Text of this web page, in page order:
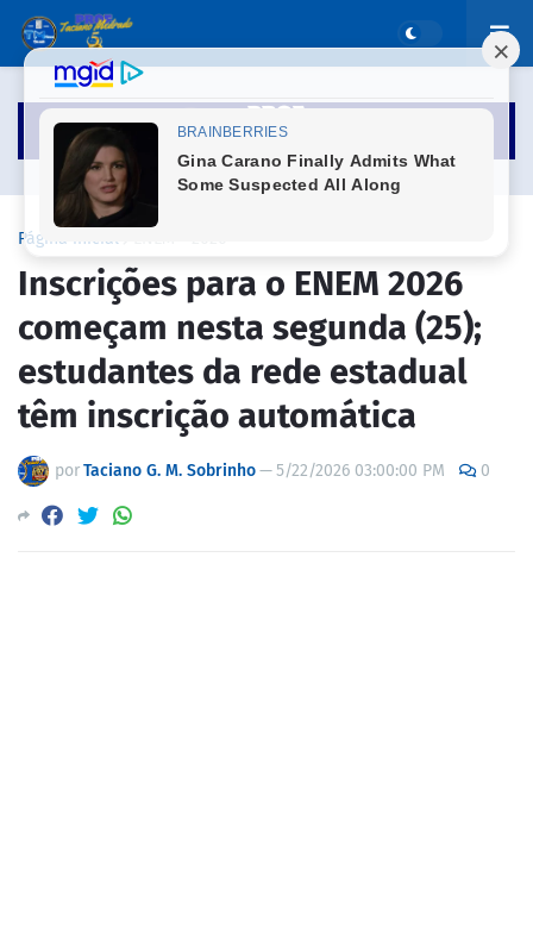
Página inicial
Inscrições para o ENEM 2026
começam nesta segunda (25);
estudantes da rede estadual
têm inscrição automática
porTaciano G. M. Sobrinho—5/22/2026 03:00:00 PM 0